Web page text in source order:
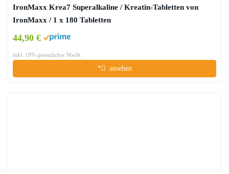
IronMaxx Krea7 Superalkaline / Kreatin-Tabletten von
IronMaxx / 1 x 180 Tabletten
44,90 €
inkl. 19% gesetzlicher MwSt.
* ansehen